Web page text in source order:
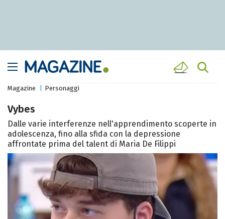
Magazine Personaggi
Vybes
Dalle varie interferenze nell'apprendimento scoperte in
adolescenza, fino alla sfida con la depressione
affrontate prima del talent di Maria De Filippi